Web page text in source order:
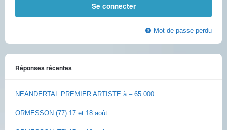
Mot de passe perdu
Réponses récentes
NEANDERTAL PREMIER ARTISTE à – 65 000
ORMESSON (77) 17 et 18 août